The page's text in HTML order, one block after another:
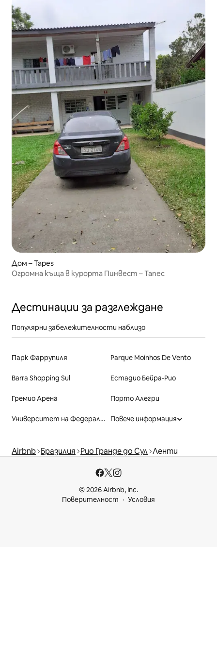
Дом – Tapes
Огромна къща в курорта Пинвест – Тапес
Дестинации за разглеждане
Популярни забележителности наблизо
Парк Фаррупиля Parque Moinhos De Vento
Barra Shopping Sul Естадио Бейра-Рио
Гремио Арена Порто Алегри
Университет на Федералния щат Рио Гранде до Сул Повече информация
Airbnb Бразилия Рио Гранде до Сул Ленти
© 2026 Airbnb, Inc.
Поверителност
Условия